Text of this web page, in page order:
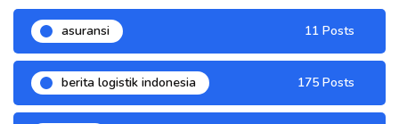
asuransi 11 Posts
berita logistik indonesia 175 Posts